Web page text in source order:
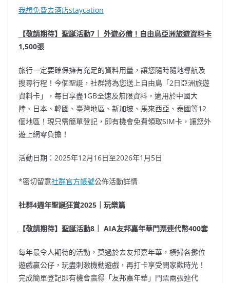
我想免費去酒店staycation
【敬請期待】聖誕活動7｜ 外遊必備！自由鳥亞洲旅遊資料卡
1,500張
旅行一定要確保擁有充足的資料用量，讓您隨時隨地導航及
搜尋行程！今個聖誕，社群將為您送上自由鳥「2日亞洲旅遊
資料卡」，每日享盡1GB全速及無限資料，適用於中國大
陸 、日本、韓國、臺灣地區 、新加坡、馬來西亞、泰國等12
個地區！現只需簡單登記，即有機會免費領取SIM卡，讓您外
遊上網零負擔！
活動日期：2025年12月16日至2026年1月5日
*密切留意社群官方帳號公佈活動詳情
社群4週年聖誕狂賞2025｜玩樂篇
【敬請期待】聖誕活動8｜ AIA友邦嘉年華門票連代幣400套
每年最令人期待的活動，莫過於去友邦嘉年華，橫掃各攤位
遊戲贏公仔，玩盡刺激機動遊戲，再打卡享受閤家歡時光！
完成簡單登記即有機會贏得「友邦嘉年華」門票兩張連代